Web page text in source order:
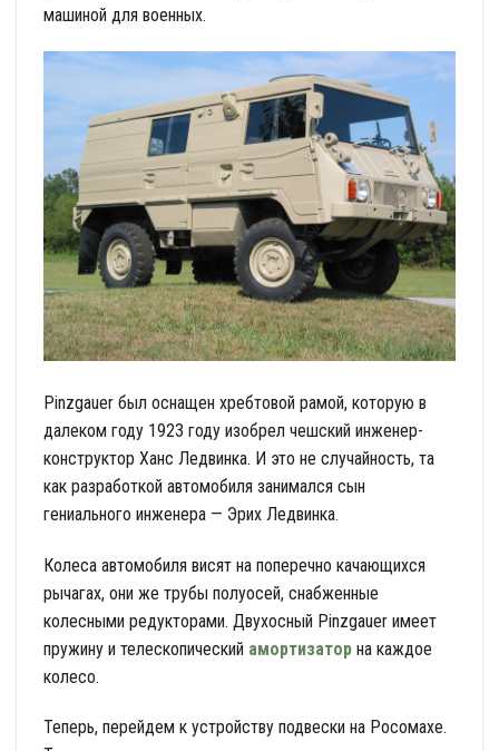
машиной для военных.
Pinzgauer был оснащен хребтовой рамой, которую в
далеком году 1923 году изобрел чешский инженер-
конструктор Ханс Ледвинка. И это не случайность, та
как разработкой автомобиля занимался сын
гениального инженера — Эрих Ледвинка.
Колеса автомобиля висят на поперечно качающихся
рычагах, они же трубы полуосей, снабженные
колесными редукторами. Двухосный Pinzgauer имеет
пружину и телескопический амортизатор на каждое
колесо.
Теперь, перейдем к устройству подвески на Росомахе.